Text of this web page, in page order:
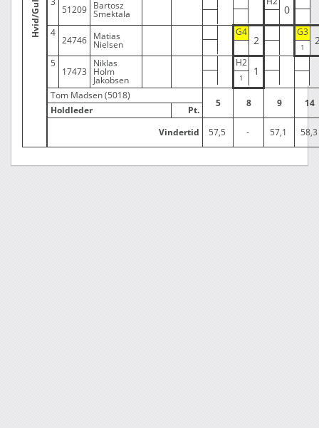
Hvid/Gul 51209 Bartosz
Smektala 0
4
24746 Matias
Nielsen
G4
2
G3
5
17473
Niklas
Holm
Jakobsen
H2
1
Tom Madsen (5018)
Holdleder
Pt.
5 8 9 14
Vindertid 57,5 - 57,1 58,3